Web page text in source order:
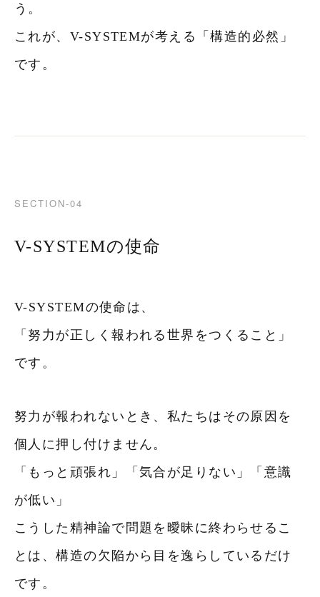
う。
これが、V-SYSTEMが考える「構造的必然」
です。
SECTION-04
V-SYSTEMの使命
V-SYSTEMの使命は、
「努力が正しく報われる世界をつくること」
です。
努力が報われないとき、私たちはその原因を
個人に押し付けません。
「もっと頑張れ」「気合が足りない」「意識
が低い」
こうした精神論で問題を曖昧に終わらせるこ
とは、構造の欠陥から目を逸らしているだけ
です。